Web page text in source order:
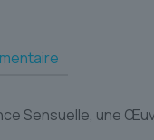
Sensuelle, une